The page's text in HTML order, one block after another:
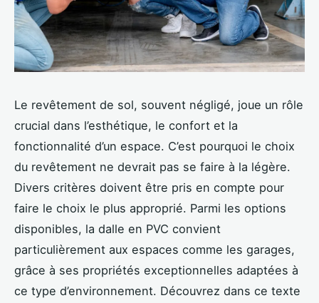
Le revêtement de sol, souvent négligé, joue un rôle
crucial dans l’esthétique, le confort et la
fonctionnalité d’un espace. C’est pourquoi le choix
du revêtement ne devrait pas se faire à la légère.
Divers critères doivent être pris en compte pour
faire le choix le plus approprié. Parmi les options
disponibles, la dalle en PVC convient
particulièrement aux espaces comme les garages,
grâce à ses propriétés exceptionnelles adaptées à
ce type d’environnement. Découvrez dans ce texte